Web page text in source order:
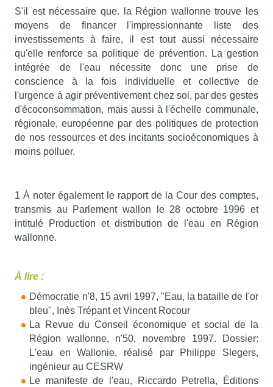
S'il est nécessaire que. la Région wallonne trouve les
moyens de financer l'impressionnante liste des
investissements à faire, il est tout aussi nécessaire
qu'elle renforce sa politique de prévention. La gestion
intégrée de l'eau nécessite donc une prise de
conscience à la fois individuelle et collective de
l'urgence à agir préventivement chez soi, par des gestes
d'écoconsommation, mais aussi à l'échelle communale,
régionale, européenne par des politiques de protection
de nos ressources et des incitants socioéconomiques à
moins polluer.
1 À noter également le rapport de la Cour des comptes,
transmis au Parlement wallon le 28 octobre 1996 et
intitulé Production et distribution de l'eau en Région
wallonne.
À lire :
Démocratie n'8, 15 avril 1997, "Eau, la bataille de l'or
bleu", Inès Trépant et Vincent Rocour
La Revue du Conseil économique et social de la
Région wallonne, n'50, novembre 1997. Dossier:
L'eau en Wallonie, réalisé par Philippe Slegers,
ingénieur au CESRW
Le manifeste de l'eau, Riccardo Petrella, Éditions